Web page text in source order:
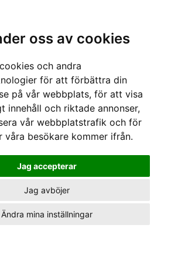
oss av cookies
och andra
för att förbättra din
på vår webbplats, för att visa
innehåll och riktade annonser,
vår webbplatstrafik och för
besökare kommer ifrån.
Jag accepterar
Jag avböjer
Ändra mina inställningar
och killar/Sneakers/Reebok